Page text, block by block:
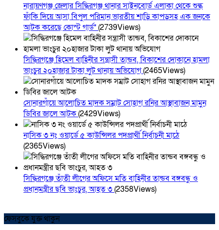
নারায়ণগঞ্জ জেলার সিদ্ধিরগঞ্জ থানার সাইনবোর্ড এলাকা থেকে শুল্ক
ফাঁকি দিয়ে আসা বিপুল পরিমান ভারতীয় শাড়ি কাপড়সহ এক জনকে
আটক করেছে কোস্ট গার্ড*(2739Views)
সিদ্ধিরগঞ্জে হিমেল বাহিনীর সন্ত্রাসী তান্ডব, বিকাশের দোকানে হামলা
ভাংচুর ২০হাজার টাকা লুট থানায় অভিযোগ(2465Views)
সোনারগাঁয়ে আলোচিত মাদক সম্রাট সোহাগ রনির আস্থাবাজন মামুন
ডিবির জালে আটক(2429Views)
নাসিক ৩ নং ওয়ার্ডে ৫ কাউন্সিলর পদপ্রার্থী নির্বাচনী মাঠে
(2365Views)
সিদ্ধিরগঞ্জে তাঁতী লীগের অফিসে মতি বাহিনীর তান্ডব বঙ্গবন্ধু ও
প্রধানমন্ত্রীর ছবি ভাংচুর, আহত ৩(2358Views)
ফেসবুকে যুক্ত থাকুন